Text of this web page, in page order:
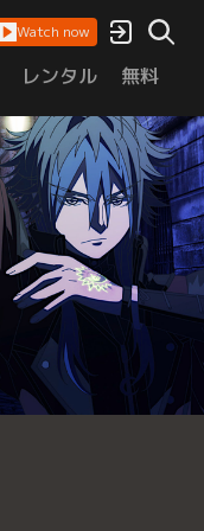
Watch now
レンタル 無料